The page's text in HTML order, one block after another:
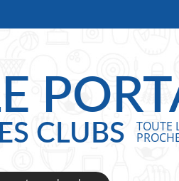
CLUBS TOUTE